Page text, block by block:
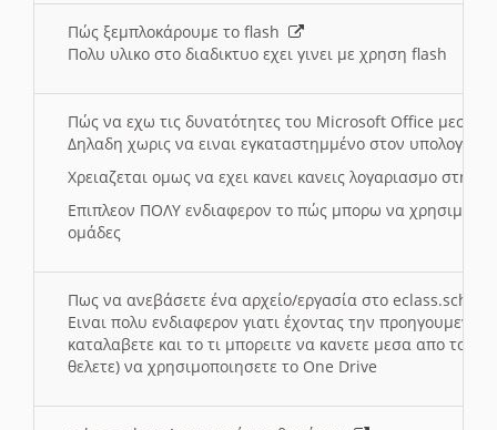
Πώς ξεμπλοκάρουμε το flash
Πολυ υλικο στο διαδικτυο εχει γινει με χρηση flash
Πώς να εχω τις δυνατότητες του Microsoft Office μεσω
Δηλαδη χωρις να ειναι εγκαταστημμένο στον
Χρειαζεται ομως να εχει κανει κανεις λογαριασμο στη
Επιπλεον ΠΟΛΥ ενδιαφερον το πώς μπορω να
ομάδες
Πως να ανεβάσετε ένα αρχείο/εργασία στο eclass.sch.gr
Ειναι πολυ ενδιαφερον γιατι έχοντας την
καταλαβετε και το τι μπορειτε να κανετε μεσα απο το
θελετε) να χρησιμοποιησετε το One Drive